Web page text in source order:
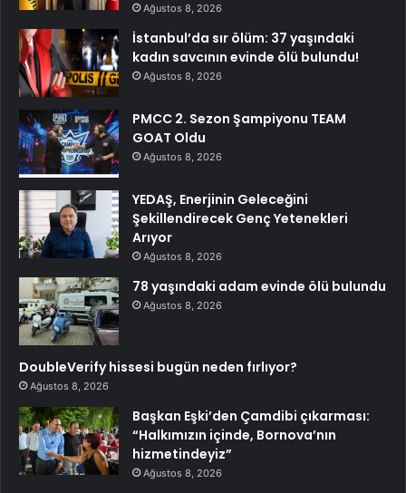
Ağustos 8, 2026
İstanbul’da sır ölüm: 37 yaşındaki
kadın savcının evinde ölü bulundu!
Ağustos 8, 2026
PMCC 2. Sezon Şampiyonu TEAM
GOAT Oldu
Ağustos 8, 2026
YEDAŞ, Enerjinin Geleceğini
Şekillendirecek Genç Yetenekleri
Arıyor
Ağustos 8, 2026
78 yaşındaki adam evinde ölü bulundu
Ağustos 8, 2026
DoubleVerify hissesi bugün neden fırlıyor?
Ağustos 8, 2026
Başkan Eşki’den Çamdibi çıkarması:
“Halkımızın içinde, Bornova’nın
hizmetindeyiz”
Ağustos 8, 2026